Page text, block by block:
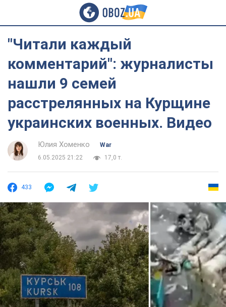
"Читали каждый
комментарий": журналисты
нашли 9 семей
расстрелянных на Курщине
украинских военных. Видео
Юлия Хоменко
War
6.05.2025 21:22
17,0 т.
433